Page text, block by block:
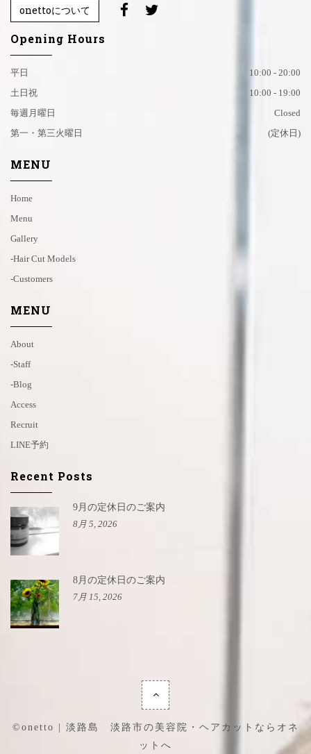
onettoについて
Opening Hours
平日
10:00 - 20:00
土日祝
10:00 - 19:00
毎週月曜日
Closed
第一・第三火曜日
(定休日)
MENU
Home
Menu
Gallery
-hair Cut Models
-customers
MENU
About
-staff
-blog
Access
Recruit
LINE予約
Recent Posts
9月の定休日のご案内
8月 5, 2026
8月の定休日のご案内
7月 15, 2026
©onetto | 淡路島 淡路市の美容院・ヘアカットならオネ
ットへ